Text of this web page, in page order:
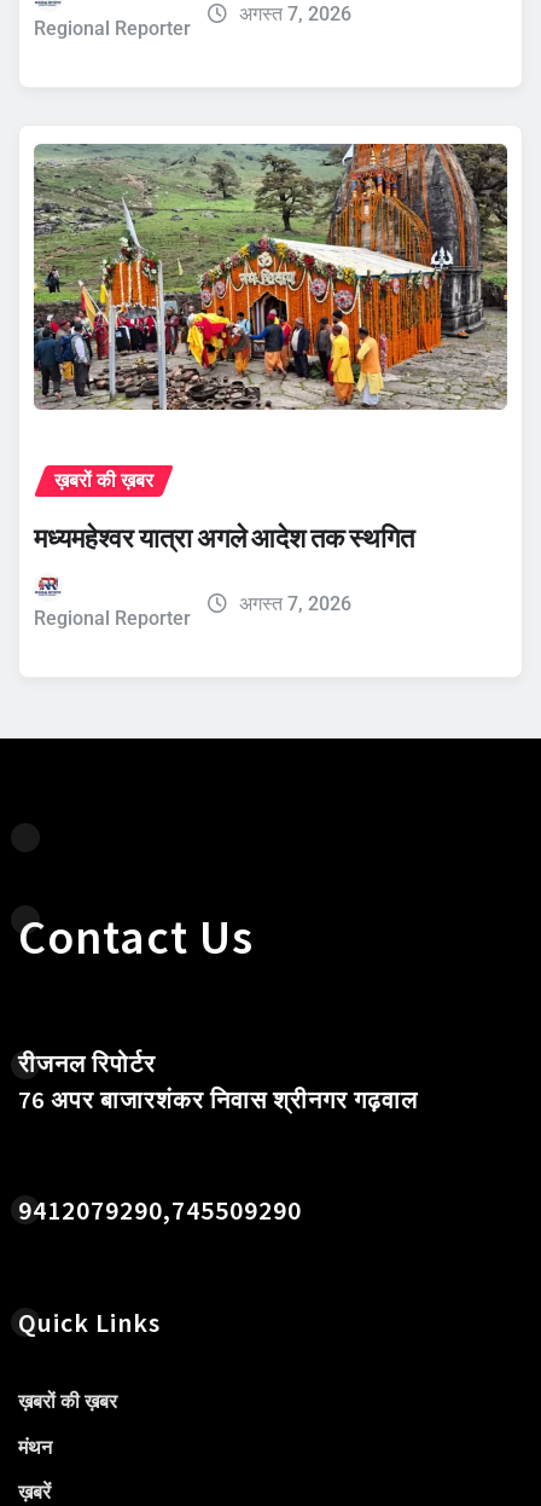
Regional Reporter
अगस्त 7, 2026
ख़बरों की ख़बर
मध्यमहेश्वर यात्रा अगले आदेश तक स्थगित
Regional Reporter
अगस्त 7, 2026
Contact Us
रीजनल रिपोर्टर
76 अपर बाजारशंकर निवास श्रीनगर गढ़वाल
9412079290,745509290
Quick Links
ख़बरों की ख़बर
मंथन
ख़बरें